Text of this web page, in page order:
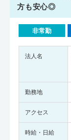
方も安心◎
非常勤
法人名
勤務地
アクセス
時給・日給